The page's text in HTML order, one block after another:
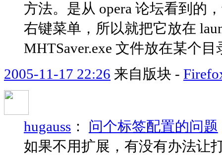
方法。是从 opera 论坛看到的
右键菜单，所以就把它放在
MHTSaver.exe 文件放在某个
2005-11-17 22:26 来自版块 -
hugauss ： 问个标签配置的问题
如果不用扩展，有没有办法让